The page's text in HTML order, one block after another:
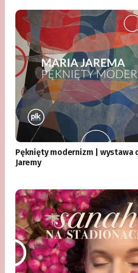
Pęknięty modernizm | wystawa
Jaremy